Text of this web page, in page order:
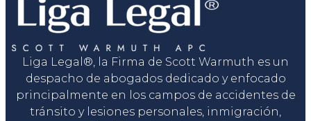
Liga Legal®, la Firma de Scott Warmuth es un
despacho de abogados dedicado y enfocado
principalmente en los campos de accidentes de
tránsito y lesiones personales, inmigración,